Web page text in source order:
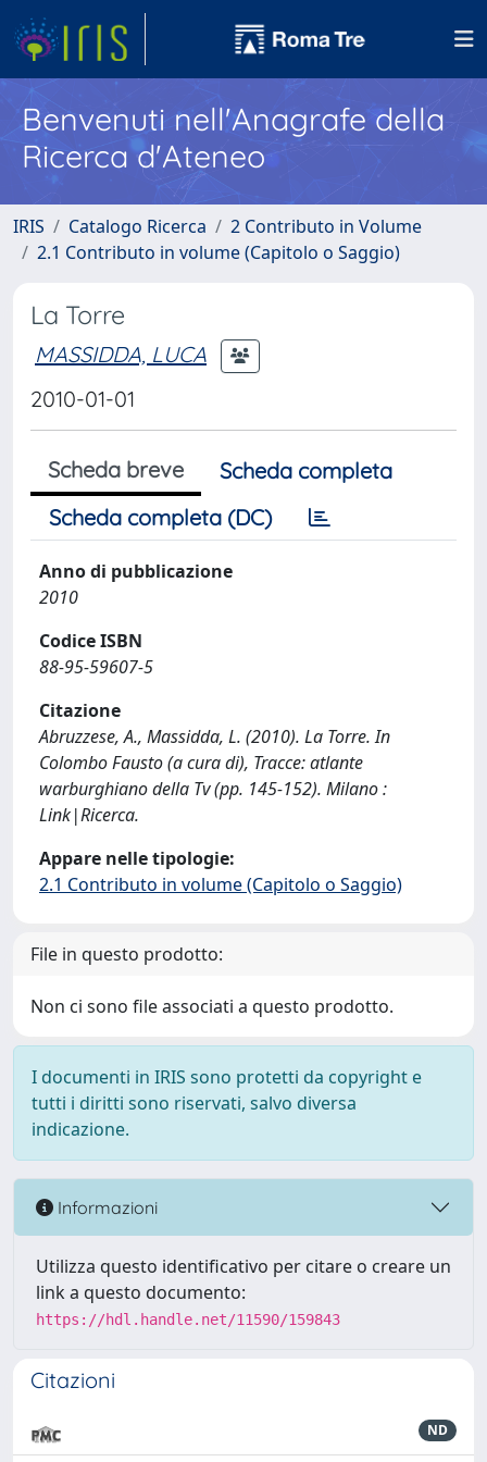
Benvenuti nell'Anagrafe della
Ricerca d'Ateneo
IRIS Catalogo Ricerca
2 Contributo in Volume
2.1 Contributo in volume (Capitolo o Saggio)
La Torre
MASSIDDA, LUCA
2010-01-01
Scheda breve
Scheda completa
Scheda completa (DC)
Anno di pubblicazione
2010
Codice ISBN
88-95-59607-5
Citazione
Abruzzese, A., Massidda, L. (2010). La Torre. In
Colombo Fausto (a cura di), Tracce: atlante
warburghiano della Tv (pp. 145-152). Milano :
Link|Ricerca.
Appare nelle tipologie:
2.1 Contributo in volume (Capitolo o Saggio)
File in questo prodotto:
Non ci sono file associati a questo prodotto.
I documenti in IRIS sono protetti da copyright e
tutti i diritti sono riservati, salvo diversa
indicazione.
Informazioni
Utilizza questo identificativo per citare o creare un
link a questo documento:
https://hdl.handle.net/11590/159843
Citazioni
ND